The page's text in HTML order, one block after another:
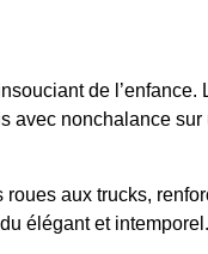
de
nonchalance
aux trucks,
élégant et intemporel.